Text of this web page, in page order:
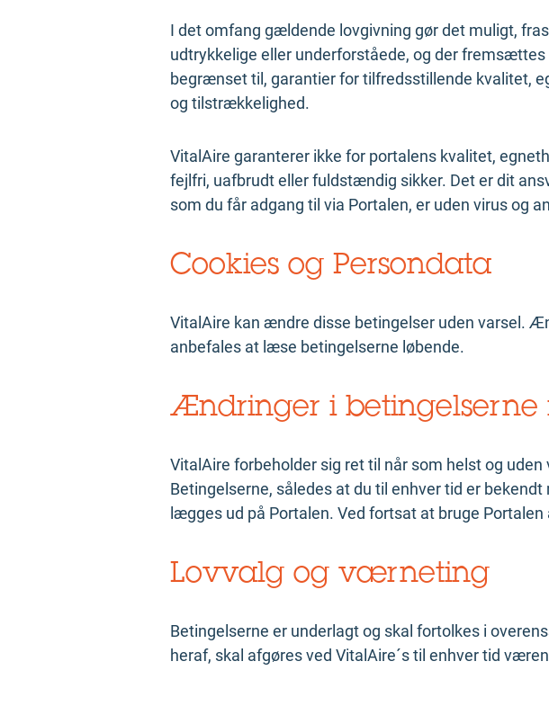
I det omfang gældende lovgivning gør det muligt,
udtrykkelige eller underforståede, og der
begrænset til, garantier for tilfredsstillende kvalitet,
og tilstrækkelighed.
VitalAire garanterer ikke for portalens kvalitet,
fejlfri, uafbrudt eller fuldstændig sikker. Det er dit
som du får adgang til via Portalen, er uden virus og
Cookies og Persondata
VitalAire kan ændre disse betingelser uden varsel.
anbefales at læse betingelserne løbende.
Ændringer i betingelserne
VitalAire forbeholder sig ret til når som helst og
Betingelserne, således at du til enhver tid er
lægges ud på Portalen. Ved fortsat at bruge
Lovvalg og værneting
Betingelserne er underlagt og skal fortolkes i
heraf, skal afgøres ved VitalAire´s til enhver tid